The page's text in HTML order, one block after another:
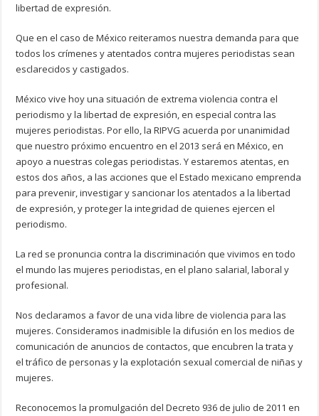
libertad de expresión.
Que en el caso de México reiteramos nuestra demanda para que
todos los crímenes y atentados contra mujeres periodistas sean
esclarecidos y castigados.
México vive hoy una situación de extrema violencia contra el
periodismo y la libertad de expresión, en especial contra las
mujeres periodistas. Por ello, la RIPVG acuerda por unanimidad
que nuestro próximo encuentro en el 2013 será en México, en
apoyo a nuestras colegas periodistas. Y estaremos atentas, en
estos dos años, a las acciones que el Estado mexicano emprenda
para prevenir, investigar y sancionar los atentados a la libertad
de expresión, y proteger la integridad de quienes ejercen el
periodismo.
La red se pronuncia contra la discriminación que vivimos en todo
el mundo las mujeres periodistas, en el plano salarial, laboral y
profesional.
Nos declaramos a favor de una vida libre de violencia para las
mujeres. Consideramos inadmisible la difusión en los medios de
comunicación de anuncios de contactos, que encubren la trata y
el tráfico de personas y la explotación sexual comercial de niñas y
mujeres.
Reconocemos la promulgación del Decreto 936 de julio de 2011 en